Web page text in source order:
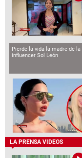
Pierde la vida la madre de la
influencer Sol León
LA PRENSA VIDEOS